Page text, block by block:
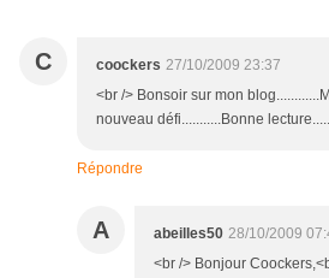
C coockers 27/10/2009 23:37
<br /> Bonsoir sur mon
nouveau défi...........Bonne
Répondre
A abeilles50 28/10/2009
<br /> Bonjour